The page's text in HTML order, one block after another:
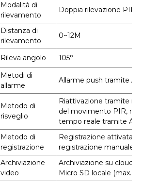
Modalità di
rilevamento
Doppia rilevazione PIR
Distanza di
rilevamento
0~12M
Rileva angolo
105°
Metodi di
allarme
Allarme push tramite
Metodo di
risveglio
Riattivazione tramite
del movimento PIR,
tempo reale tramite
Metodo di
registrazione
Registrazione attivata
registrazione manuale
Archiviazione
video
Archiviazione su cloud e
Micro SD locale (max.